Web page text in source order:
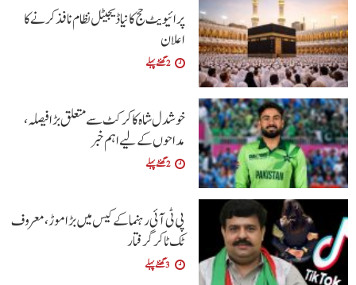
پرائیویٹ حج کا نیا ڈیجیٹل نظام نافذ کرنے کا
اعلان
2 گھنٹے پہلے
خوشدل شاہ کا کرکٹ سے متعلق بڑا فیصلہ،
مداحوں کے لیے اہم خبر
2 گھنٹے پہلے
پی ٹی آئی رہنما کے کیس میں بڑا موڑ، معروف
ٹک ٹاکر گرفتار
3 گھنٹے پہلے